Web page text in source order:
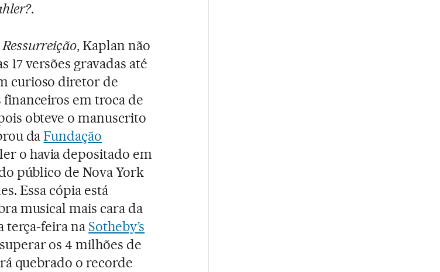
.
Ressurreição, Kaplan não
versões gravadas até
curioso diretor de
em troca de
obteve o manuscrito
daFundação
o havia depositado em
público de Nova York
Essa cópia está
musical mais cara da
terça-feira na Sotheby’s
os 4 milhões de
quebrado o recorde